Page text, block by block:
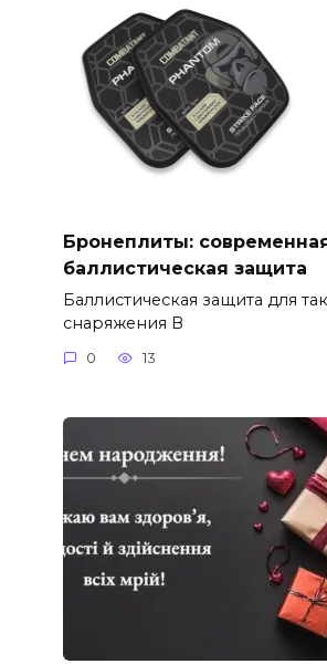
Бронеплиты:
баллистическая защита
Баллистическая защита для
снаряжения В
0 13